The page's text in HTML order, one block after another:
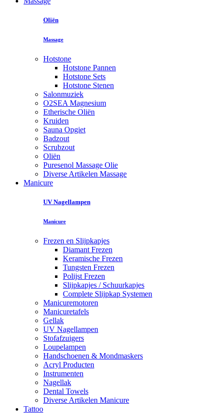
Oliën
Massage
Hotstone
Hotstone Pannen
Hotstone Sets
Hotstone Stenen
Salonmuziek
O2SEA Magnesium
Etherische Oliën
Kruiden
Sauna Opgiet
Badzout
Scrubzout
Oliën
Puresenol Massage Olie
Diverse Artikelen Massage
Manicure
UV Nagellampen
Manicure
Frezen en Slijpkapjes
Diamant Frezen
Keramische Frezen
Tungsten Frezen
Polijst Frezen
Slijpkapjes / Schuurkapjes
Complete Slijpkap Systemen
Manicuremotoren
Manicuretafels
Gellak
UV Nagellampen
Stofafzuigers
Loupelampen
Handschoenen & Mondmaskers
Acryl Producten
Instrumenten
Nagellak
Dental Towels
Diverse Artikelen Manicure
Tattoo